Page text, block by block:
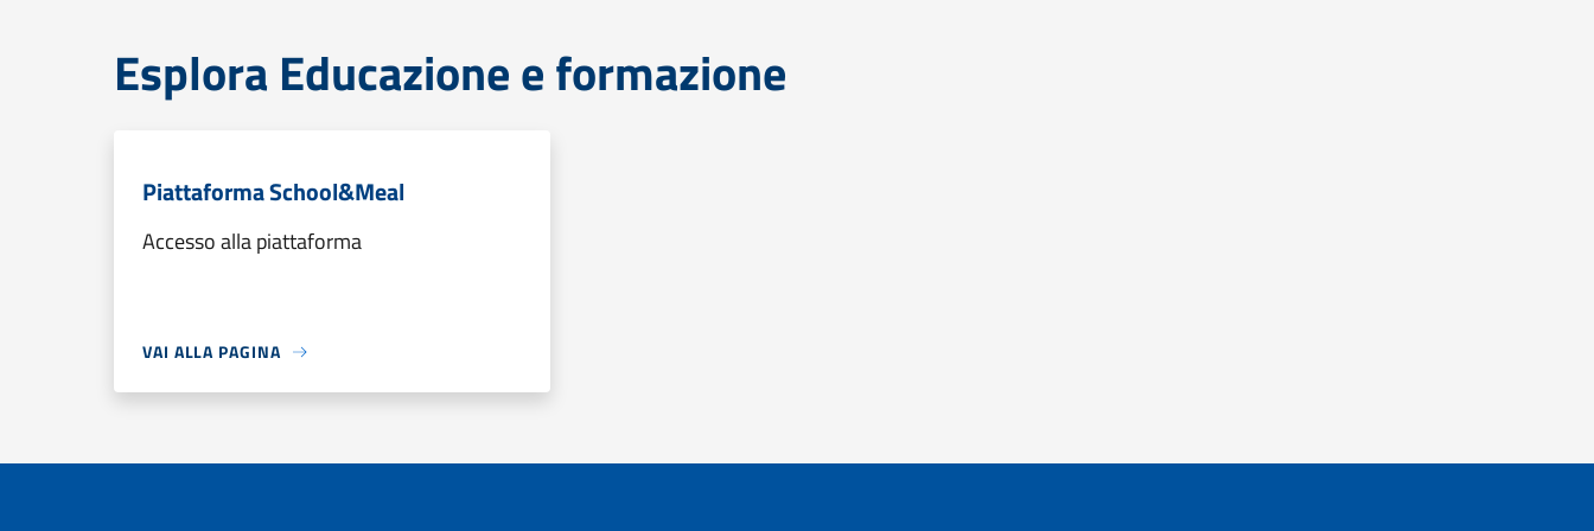
Esplora Educazione e formazione
Piattaforma School&Meal
Accesso alla piattaforma
VAI ALLA PAGINA